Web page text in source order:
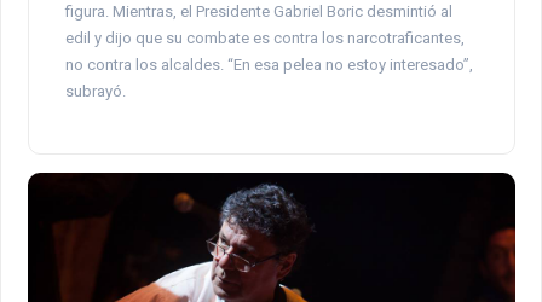
figura. Mientras, el Presidente Gabriel Boric desmintió al
edil y dijo que su combate es contra los narcotraficantes,
no contra los alcaldes. “En esa pelea no estoy interesado”,
subrayó.